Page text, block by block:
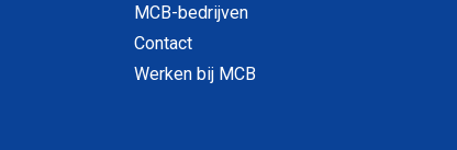
MCB-bedrijven
Contact
Werken bij MCB